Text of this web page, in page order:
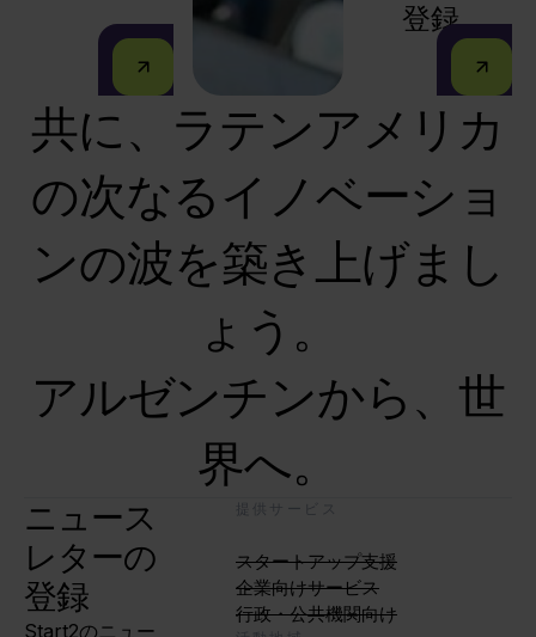
登録
共に、ラテンアメリカ
の次なるイノベーショ
ンの波を築き上げまし
ょう。
アルゼンチンから、世
界へ。
ニュース
レターの
登録
Start2のニュー
提供サービス
スタートアップ支援
企業向けサービス
行政・公共機関向け